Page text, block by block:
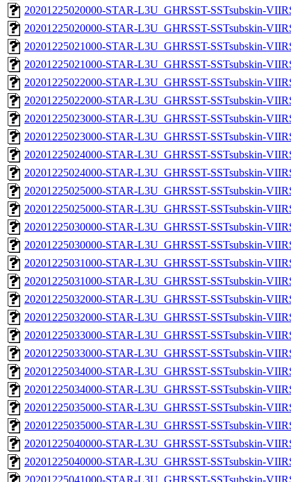
20201225020000-STAR-L3U_GHRSST-SSTsubskin-
20201225020000-STAR-L3U_GHRSST-SSTsubskin-
20201225021000-STAR-L3U_GHRSST-SSTsubskin-
20201225021000-STAR-L3U_GHRSST-SSTsubskin-
20201225022000-STAR-L3U_GHRSST-SSTsubskin-
20201225022000-STAR-L3U_GHRSST-SSTsubskin-
20201225023000-STAR-L3U_GHRSST-SSTsubskin-
20201225023000-STAR-L3U_GHRSST-SSTsubskin-
20201225024000-STAR-L3U_GHRSST-SSTsubskin-
20201225024000-STAR-L3U_GHRSST-SSTsubskin-
20201225025000-STAR-L3U_GHRSST-SSTsubskin-
20201225025000-STAR-L3U_GHRSST-SSTsubskin-
20201225030000-STAR-L3U_GHRSST-SSTsubskin-
20201225030000-STAR-L3U_GHRSST-SSTsubskin-
20201225031000-STAR-L3U_GHRSST-SSTsubskin-
20201225031000-STAR-L3U_GHRSST-SSTsubskin-
20201225032000-STAR-L3U_GHRSST-SSTsubskin-
20201225032000-STAR-L3U_GHRSST-SSTsubskin-
20201225033000-STAR-L3U_GHRSST-SSTsubskin-
20201225033000-STAR-L3U_GHRSST-SSTsubskin-
20201225034000-STAR-L3U_GHRSST-SSTsubskin-
20201225034000-STAR-L3U_GHRSST-SSTsubskin-
20201225035000-STAR-L3U_GHRSST-SSTsubskin-
20201225035000-STAR-L3U_GHRSST-SSTsubskin-
20201225040000-STAR-L3U_GHRSST-SSTsubskin-
20201225040000-STAR-L3U_GHRSST-SSTsubskin-